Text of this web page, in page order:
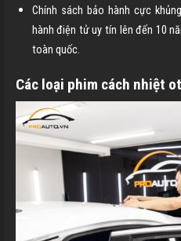
Chính sách bảo hành cực
hành điện tử uy tín lên đến 10
toàn quốc.
Các loại phim cách nhiệt